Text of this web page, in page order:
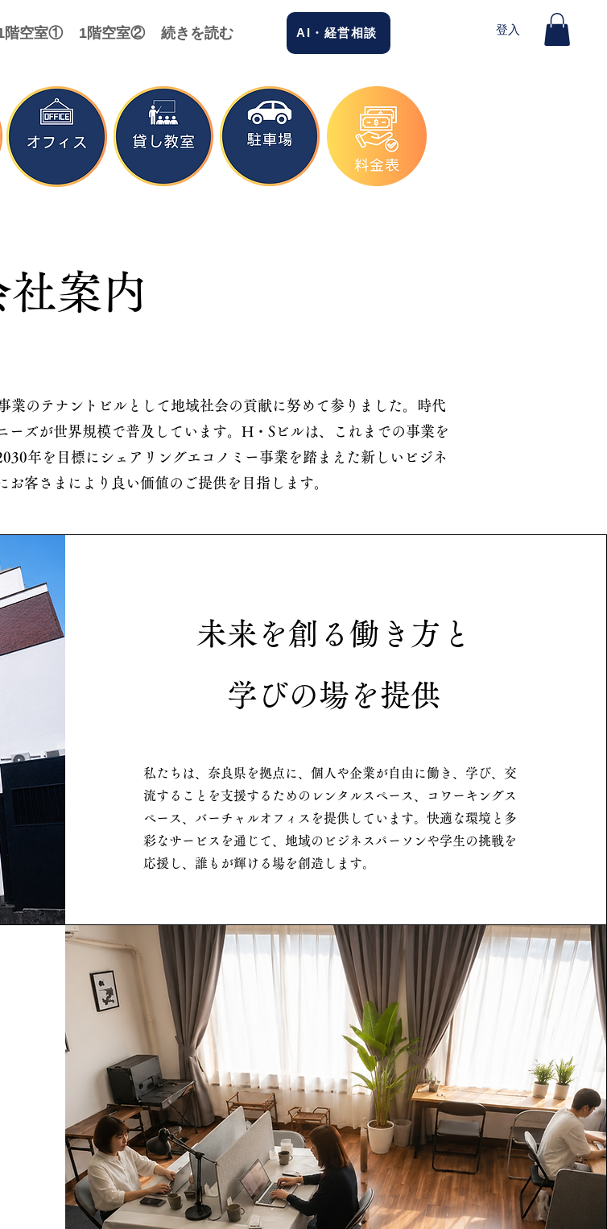
階空室① 1階空室② 続きを読む AI・経営相談 登入
社案内
業のテナントビルとして地域社会の貢献に努めて参りました。時代
ズが世界規模で普及しています。H・Sビルは、これまでの事業を
年を目標にシェアリングエコノミー事業を踏まえた新しいビジネ
客さまにより良い価値のご提供を目指します。
未来を創る働き方と
学びの場を提供
私たちは、奈良県を拠点に、個人や企業が自由に働き、学び、交
流することを支援するためのレンタルスペース、コワーキングス
ペース、バーチャルオフィスを提供しています。快適な環境と多
彩なサービスを通じて、地域のビジネスパーソンや学生の挑戦を
応援し、誰もが輝ける場を創造します。